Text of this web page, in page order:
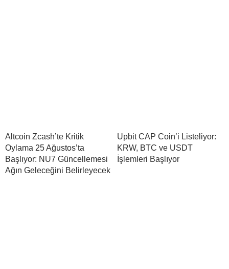
Altcoin Zcash’te Kritik
Oylama 25 Ağustos’ta
Başlıyor: NU7 Güncellemesi
Ağın Geleceğini Belirleyecek
Upbit CAP Coin’i Listeliyor:
KRW, BTC ve USDT
İşlemleri Başlıyor